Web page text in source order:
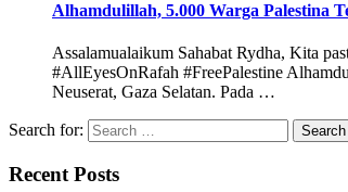
Alhamdulillah, 5.000 Warga Palestina
Assalamualaikum Sahabat Rydha, Kita
#AllEyesOnRafah #FreePalestine
Neuserat, Gaza Selatan. Pada …
Search for:
Recent Posts